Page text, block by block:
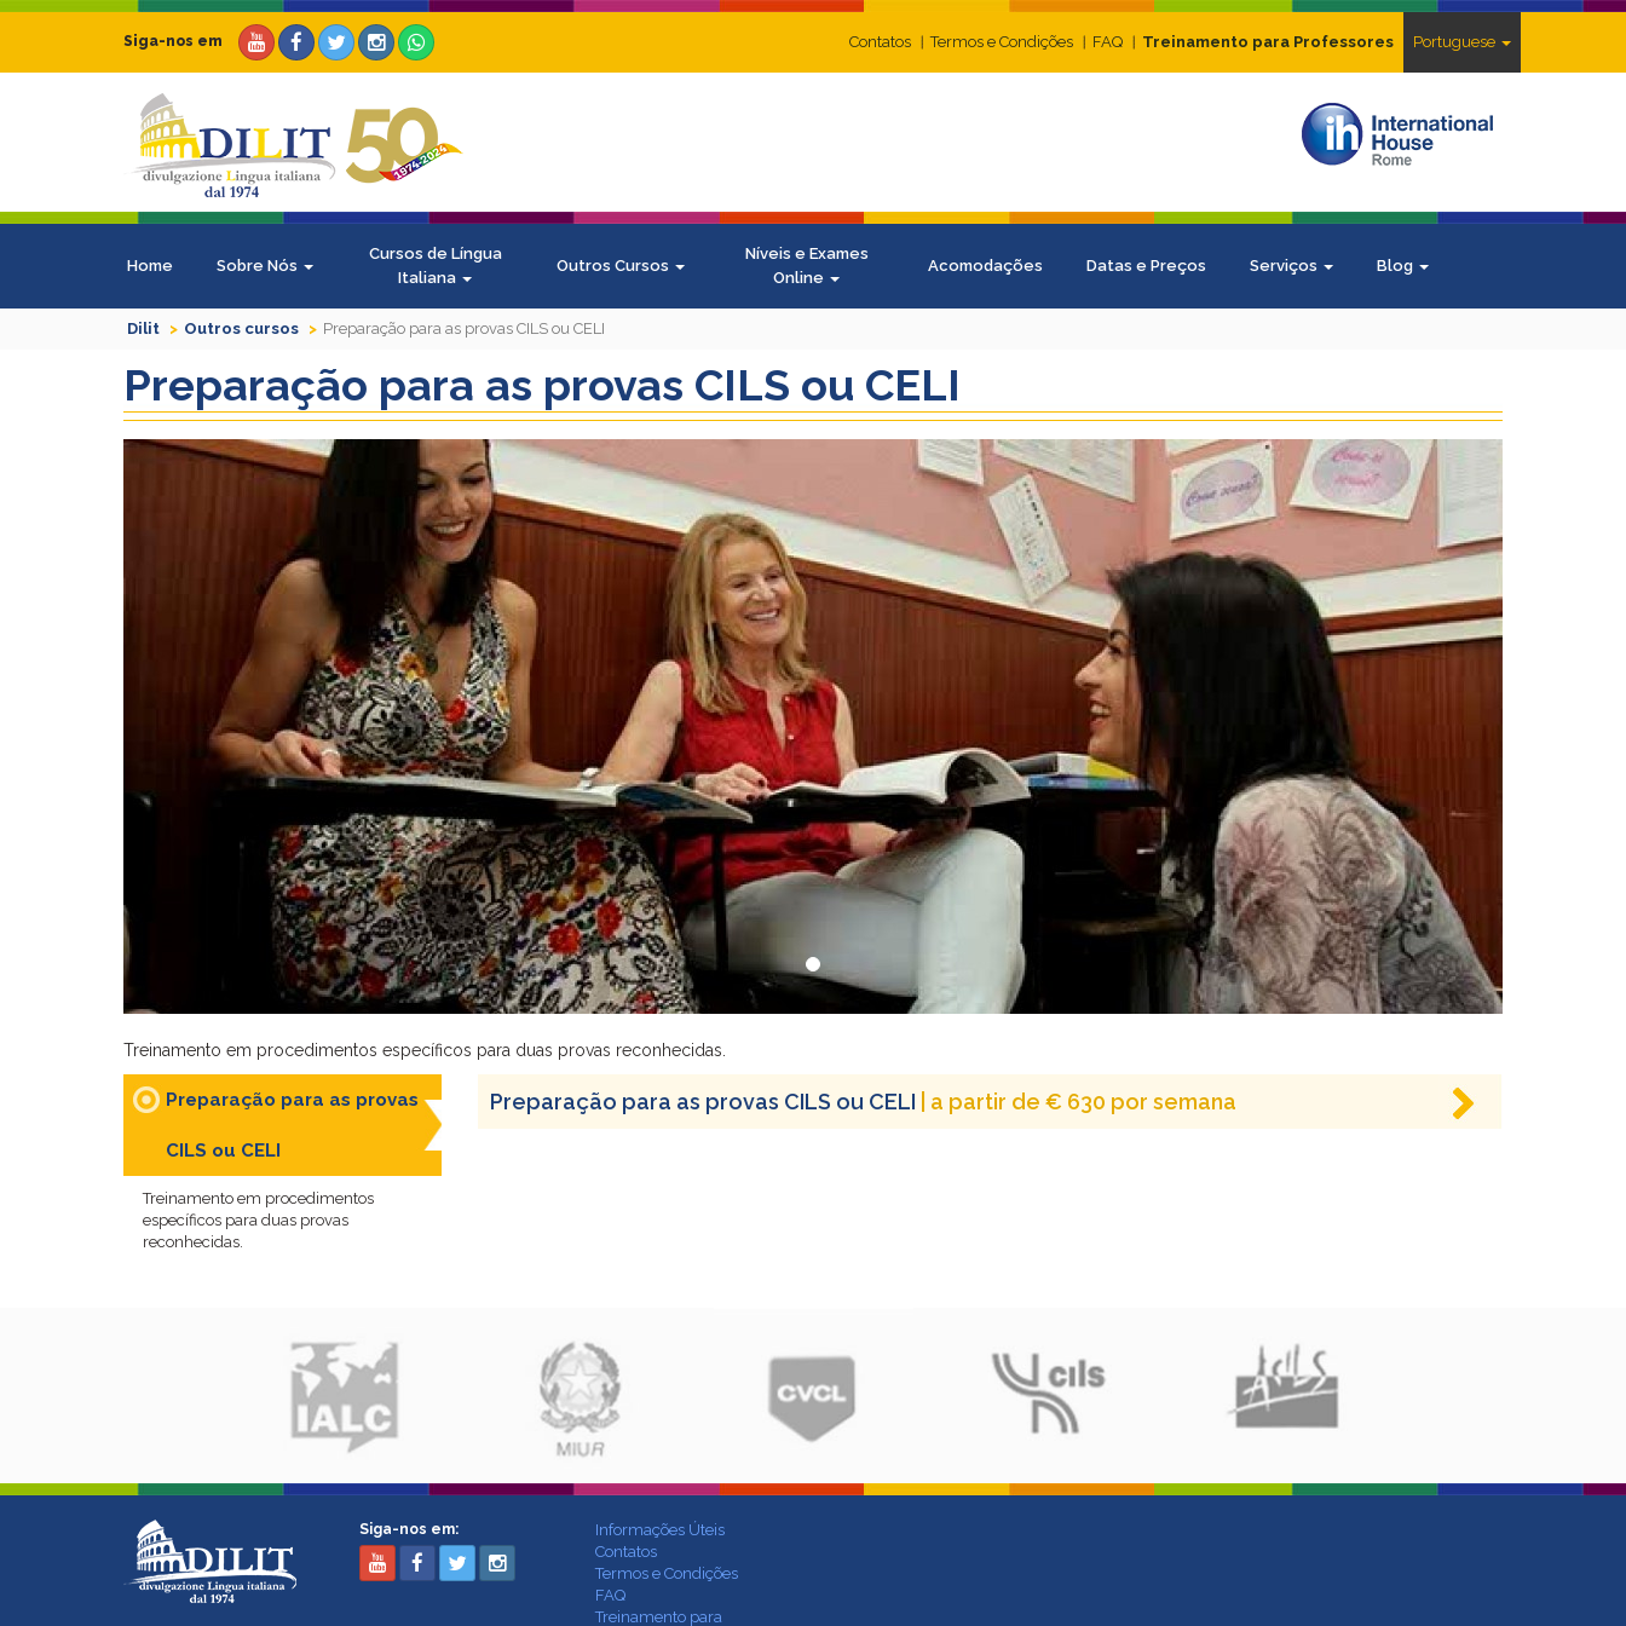
Contatos Termos e Condições FAQ Treinamento para Professores Portuguese
Siga-nos em
Home Sobre Nós
Cursos de Língua
Italiana
Outros Cursos
Níveis e Exames
Online
Acomodações Datas e Preços Serviços Blog
Dilit Outros cursos Preparação para as provas CILS ou CELI
Preparação para as provas CILS ou CELI
Treinamento em procedimentos específicos para duas provas reconhecidas.
Preparação para as provas
CILS ou CELI
Treinamento em procedimentos
específicos para duas provas
reconhecidas.
Preparação para as provas CILS ou CELI | a partir de € 630 por semana
Siga-nos em:
Informações Úteis
Contatos
Termos e Condições
FAQ
Treinamento para